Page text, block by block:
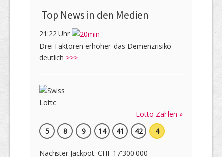
Top News in den Medien
21:22 Uhr
Drei Faktoren erhöhen das Demenzrisiko
deutlich >>>
Lotto Zahlen »
5
8 9 14 41 42 4
Nächster Jackpot: CHF 17'300'000